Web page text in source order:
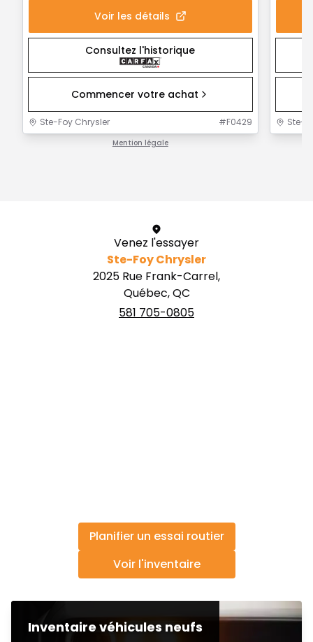
Voir les détails
Consultez l'historique
Commencer votre achat
Ste-Foy Chrysler #F0429
Mention légale
Ste-
Venez l'essayer
Ste-Foy Chrysler
2025 Rue Frank-Carrel,
Québec, QC
581 705-0805
Planifier un essai routier
Voir l'inventaire
Inventaire véhicules neufs